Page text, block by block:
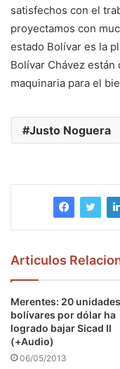
satisfechos con el
proyectamos con
estado Bolívar es la
Bolívar Chávez
maquinaria para el
Justo Noguera
Articulos
Merentes: 20
bolívares por dólar ha
logrado bajar Sicad II
(+Audio)
06/05/2013